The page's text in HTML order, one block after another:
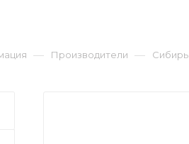
— Производители — Сибирь